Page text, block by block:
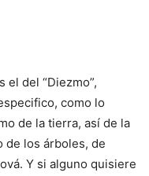
el del “Diezmo”,
como lo
de la tierra, así de la
de los árboles, de
Y si alguno quisiere